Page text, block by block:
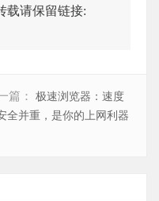
载请保留链接:
篇： 极速浏览器：速度
全并重，是你的上网利器